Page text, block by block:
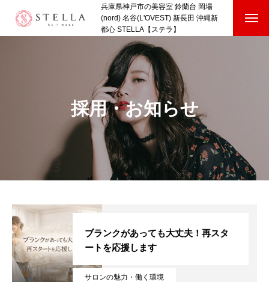
兵庫県神戸市の美容室 鈴蘭台 岡場
(nord) 名谷(L'OVEST) 新長田 沖縄新
都心 STELLA【ステラ】
STAFF VOICE
COMPANY
HOME STAFF VOICE BLOG COMPANY
採用・お知らせ
サロンの魅力・働く環境
ブランクがあっても大丈夫！再スタ
ートを応援します